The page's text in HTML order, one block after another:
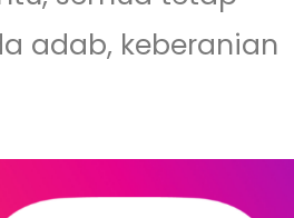
adab, keberanian